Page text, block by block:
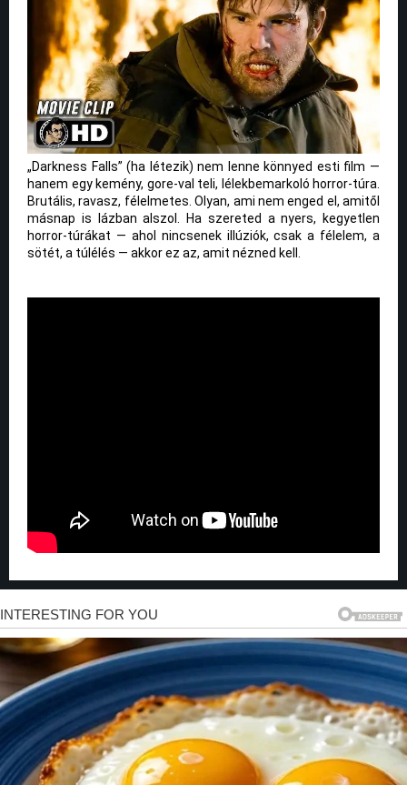
„Darkness Falls” (ha létezik) nem lenne könnyed esti film —
hanem egy kemény, gore-val teli, lélekbemarkoló horror-túra.
Brutális, ravasz, félelmetes. Olyan, ami nem enged el, amitől
másnap is lázban alszol. Ha szereted a nyers, kegyetlen
horror-túrákat — ahol nincsenek illúziók, csak a félelem, a
sötét, a túlélés — akkor ez az, amit nézned kell.